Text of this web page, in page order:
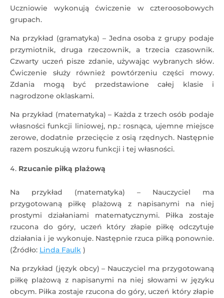
Uczniowie wykonują ćwiczenie w czteroosobowych
grupach.
Na przykład (gramatyka) – Jedna osoba z grupy podaje
przymiotnik, druga rzeczownik, a trzecia czasownik.
Czwarty uczeń pisze zdanie, używając wybranych słów.
Ćwiczenie służy również powtórzeniu części mowy.
Zdania mogą być przedstawione całej klasie i
nagrodzone oklaskami.
Na przykład (matematyka) – Każda z trzech osób podaje
własności funkcji liniowej, np.: rosnąca, ujemne miejsce
zerowe, dodatnie przecięcie z osią rzędnych. Następnie
razem poszukują wzoru funkcji i tej własności.
Rzucanie piłką plażową
Na przykład (matematyka) – Nauczyciel ma
przygotowaną piłkę plażową z napisanymi na niej
prostymi działaniami matematycznymi. Piłka zostaje
rzucona do góry, uczeń który złapie piłkę odczytuje
działania i je wykonuje. Następnie rzuca piłką ponownie.
(Źródło: Linda Faulk )
Na przykład (język obcy) – Nauczyciel ma przygotowaną
piłkę plażową z napisanymi na niej słowami w języku
obcym. Piłka zostaje rzucona do góry, uczeń który złapie